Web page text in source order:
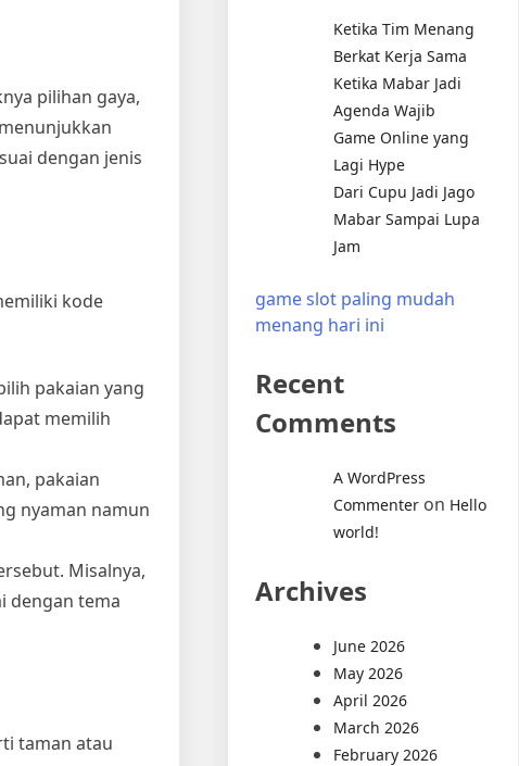
pilihan gaya,
dengan jenis
kode
pakaian yang
memilih
pakaian
nyaman namun
Misalnya,
dengan tema
taman atau
Ketika Tim Menang
Berkat Kerja Sama
Ketika Mabar Jadi
Agenda Wajib
Game Online yang
Lagi Hype
Dari Cupu Jadi Jago
Mabar Sampai Lupa
Jam
game slot paling mudah
menang hari ini
Recent
Comments
A WordPress
Commenter on Hello
world!
Archives
June 2026
May 2026
April 2026
March 2026
February 2026